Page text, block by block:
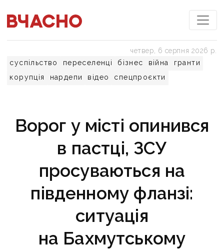
суспільство переселенці бізнес війна
гранти
корупція
нардепи відео спецпроєкти
четвер, 6 серпня 2026 р.
Ворог у місті опинився
в пастці, ЗСУ
просуваються на
південному фланзі:
ситуація
на Бахмутському